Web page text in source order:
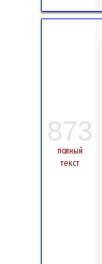
873
полный
текст